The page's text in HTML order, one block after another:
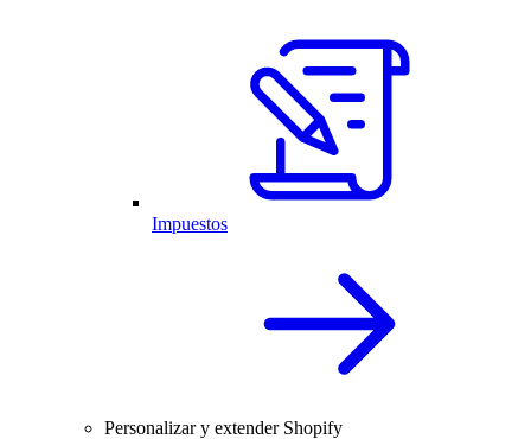
Impuestos
Personalizar y extender Shopify